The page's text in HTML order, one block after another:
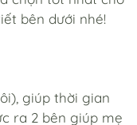
bên dưới nhé!
giúp thời gian
ra 2 bên giúp mẹ